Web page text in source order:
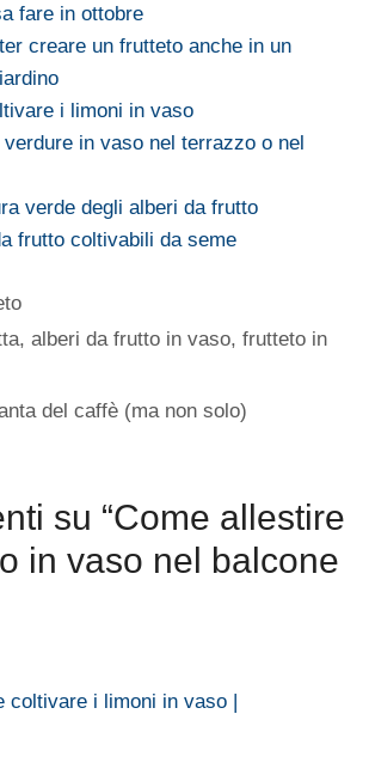
fare in ottobre
creare un frutteto anche in un
i limoni in vaso
in vaso nel terrazzo o nel
verde degli alberi da frutto
frutto coltivabili da seme
,alberi da frutto in vaso,frutteto in
del caffè (ma non solo)
su “Come allestire
in vaso nel balcone
coltivare i limoni in vaso |